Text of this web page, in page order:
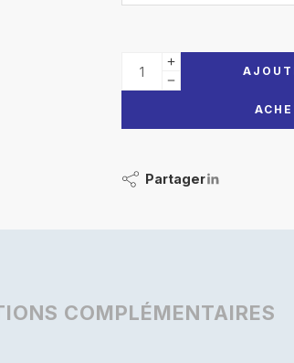
Partager
COMPLÉMENTAIRES